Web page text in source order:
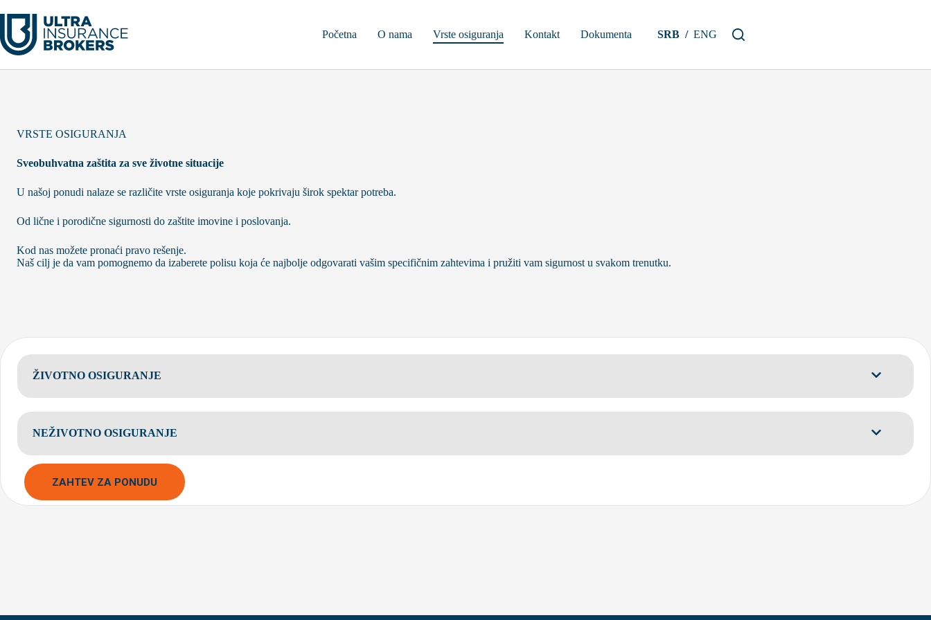
to
content
Početna O nama Vrste osiguranja Kontakt Dokumenta SRB / ENG
VRSTE OSIGURANJA
Sveobuhvatna zaštita za sve životne situacije
U našoj ponudi nalaze se različite vrste osiguranja koje pokrivaju širok spektar potreba.
Od lične i porodične sigurnosti do zaštite imovine i poslovanja.
Kod nas možete pronaći pravo rešenje.
Naš cilj je da vam pomognemo da izaberete polisu koja će najbolje odgovarati vašim specifičnim zahtevima i pružiti vam sigurnost u svakom trenutku.
ŽIVOTNO OSIGURANJE
NEŽIVOTNO OSIGURANJE
ZAHTEV ZA PONUDU